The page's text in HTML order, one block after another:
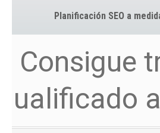
Planificación SEO a
Consigue
ualificado